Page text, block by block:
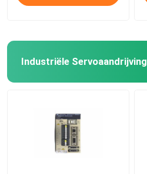
Industriële Servoaandrijving